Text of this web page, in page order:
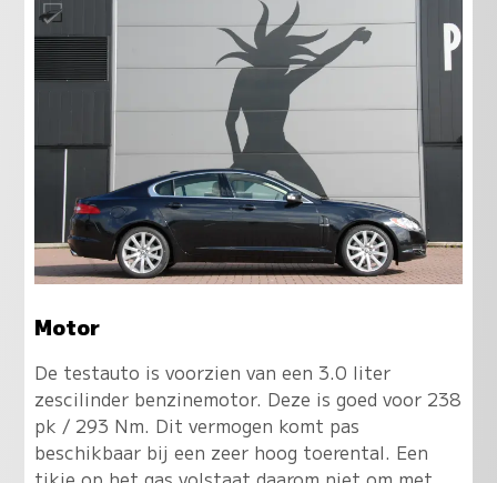
Motor
De testauto is voorzien van een 3.0 liter
zescilinder benzinemotor. Deze is goed voor 238
pk / 293 Nm. Dit vermogen komt pas
beschikbaar bij een zeer hoog toerental. Een